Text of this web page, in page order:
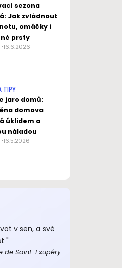
sezona
Jak zvládnout
omáčky i
prsty
16.6.2026
TIPY
jaro domů:
domova
úklidem a
náladou
16.5.2026
v sen, a své
"
de Saint-Exupéry